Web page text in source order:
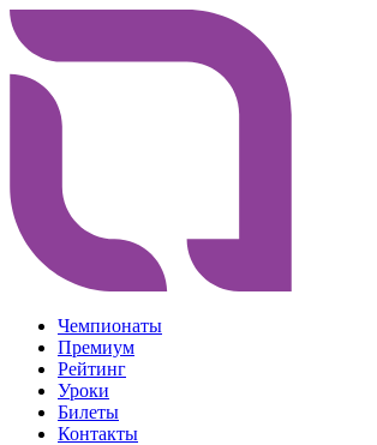
Чемпионаты
Премиум
Рейтинг
Уроки
Билеты
Контакты